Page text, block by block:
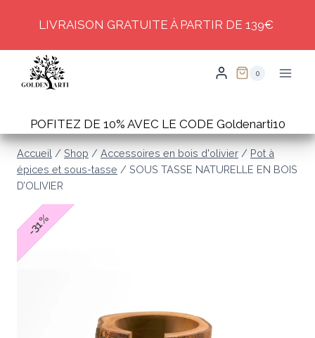
content
LIVRAISON GRATUITE À PARTIR DE 139€
0
POFITEZ DE 10% AVEC LE CODE Goldenarti10
Accueil / Shop / Accessoires en bois d'olivier / Pot à
épices et sous-tasse / SOUS TASSE NATURELLE EN BOIS
D’OLIVIER
-
31
%